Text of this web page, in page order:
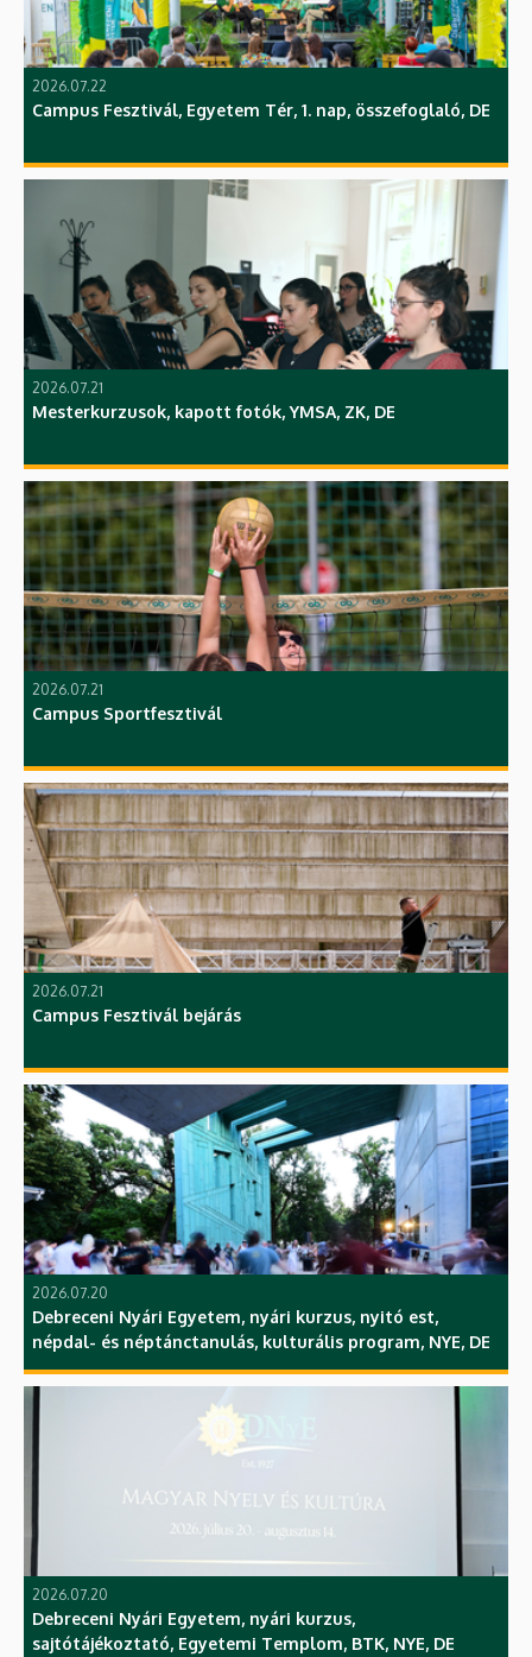
2026.07.22
Campus Fesztivál, Egyetem Tér, 1. nap, összefoglaló, DE
2026.07.21
Mesterkurzusok, kapott fotók, YMSA, ZK, DE
2026.07.21
Campus Sportfesztivál
2026.07.21
Campus Fesztivál bejárás
2026.07.20
Debreceni Nyári Egyetem, nyári kurzus, nyitó est,
népdal- és néptánctanulás, kulturális program, NYE, DE
2026.07.20
Debreceni Nyári Egyetem, nyári kurzus,
sajtótájékoztató, Egyetemi Templom, BTK, NYE, DE